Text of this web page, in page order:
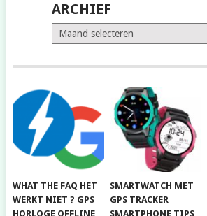
ARCHIEF
Archief
WHAT THE FAQ HET
WERKT NIET ? GPS
HORLOGE OFFLINE
SMARTWATCH MET
GPS TRACKER
SMARTPHONE TIPS